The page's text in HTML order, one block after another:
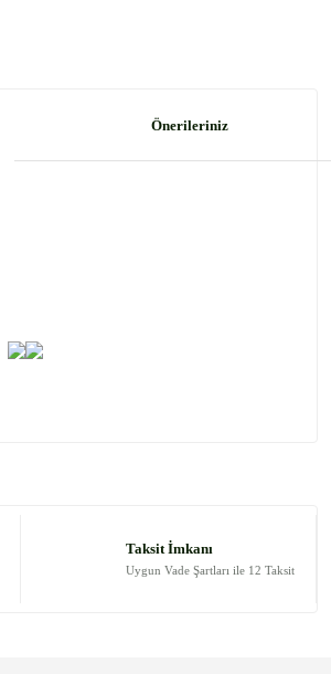
Önerileriniz
Taksit İmkanı
Uygun Vade Şartları ile 12 Taksit